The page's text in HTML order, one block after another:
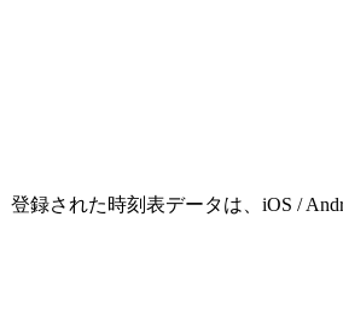
録された時刻表データは、iOS /